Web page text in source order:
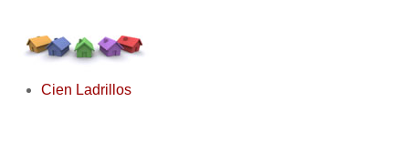
Cien Ladrillos